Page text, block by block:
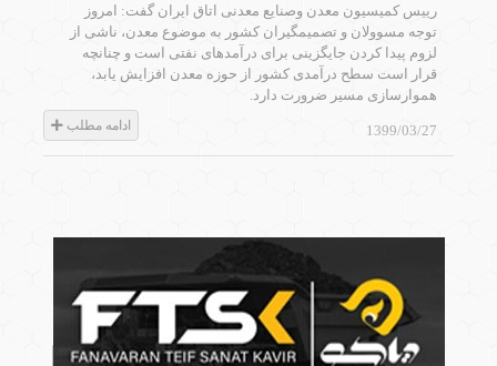
رییس کمیسیون معدن وصنایع معدنی اتاق ایران گفت: امروز
توجه مسوولان و تصمیم‎گیران کشور به موضوع معدن، ناشی از
لزوم پیدا کردن جایگزینی برای درآمدهای نفتی است و چنانچه
قرار است سطح درآمدی کشور از حوزه معدن افزایش یابد،
هموارسازی مسیر ضرورت دارد.
1399/03/27 ادامه مطلب